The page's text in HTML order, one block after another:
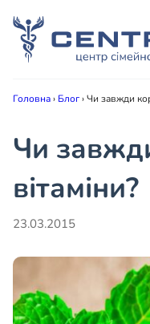
Головна› Блог›Чи завжди
Чи
вітаміни?
23.03.2015